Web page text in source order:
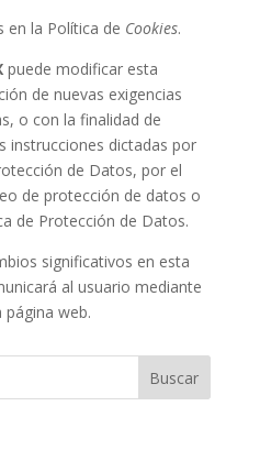
en la Política de Cookies.
puede modificar esta
de nuevas exigencias
o con la finalidad de
instrucciones dictadas por
de Datos, por el
de protección de datos o
de Protección de Datos.
significativos en esta
al usuario mediante
web.